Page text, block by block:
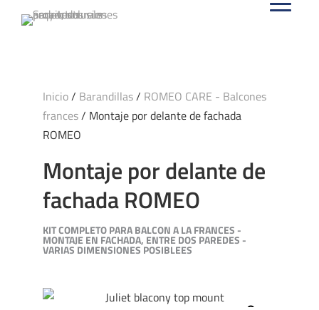
Inicio/ Barandillas/ ROMEO CARE - Balcones
frances/ Montaje por delante de fachada
ROMEO
Montaje por delante de
fachada ROMEO
KIT COMPLETO PARA BALCON A LA FRANCES -
MONTAJE EN FACHADA, ENTRE DOS PAREDES -
VARIAS DIMENSIONES POSIBLEES